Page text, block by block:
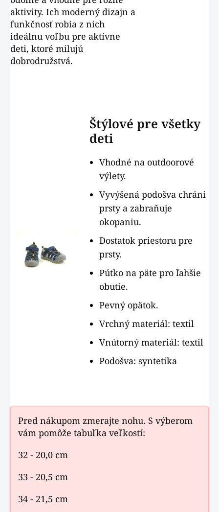
aktivity. Ich moderný dizajn a
funkčnosť robia z nich
ideálnu voľbu pre aktívne
deti, ktoré milujú
dobrodružstvá.
Štýlové pre všetky
deti
Vhodné na outdoorové
výlety.
Vyvýšená podošva chráni
prsty a zabraňuje
okopaniu.
Dostatok priestoru pre
prsty.
Pútko na päte pro ľahšie
obutie.
Pevný opätok.
Vrchný materiál: textil
Vnútorný materiál: textil
Podošva: syntetika
Pred nákupom zmerajte nohu. S výberom
vám pomôže tabuľka veľkostí:
32 - 20,0 cm
33 - 20,5 cm
34 - 21,5 cm